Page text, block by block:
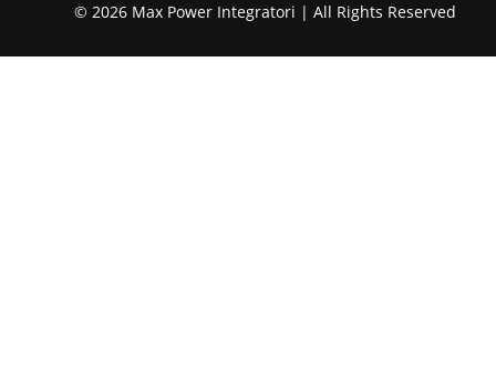
© 2026 Max Power Integratori | All Rights Reserved